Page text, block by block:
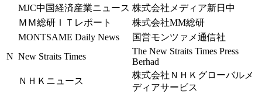
MJC中国経済産業ニュース 株式会社メディア新日中
ＭＭ総研ＩＴレポート
株式会社MM総研
MONTSAME Daily News
国営モンツァメ通信社
N New Straits Times
The New Straits Times Press
Berhad
ＮＨＫニュース
株式会社ＮＨＫグローバルメ
ディアサービス